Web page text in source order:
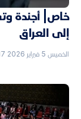
خاص| أجندة
إلى العراق
الخميس 5 فبراير 2026 02:17 م